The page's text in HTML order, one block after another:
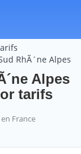
RhÃ´ne Alpes
Alpes
tarifs
France